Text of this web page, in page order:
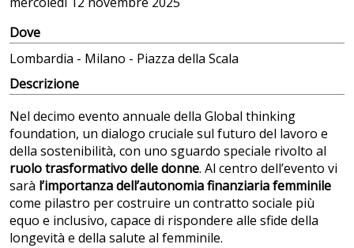
Dove
Lombardia - Milano - Piazza della Scala
Descrizione
Nel decimo evento annuale della Global thinking
foundation, un dialogo cruciale sul futuro del lavoro e
della sostenibilità, con uno sguardo speciale rivolto al
ruolo trasformativo delle donne. Al centro dell’evento vi
sarà l’importanza dell’autonomia finanziaria femminile
come pilastro per costruire un contratto sociale più
equo e inclusivo, capace di rispondere alle sfide della
longevità e della salute al femminile.